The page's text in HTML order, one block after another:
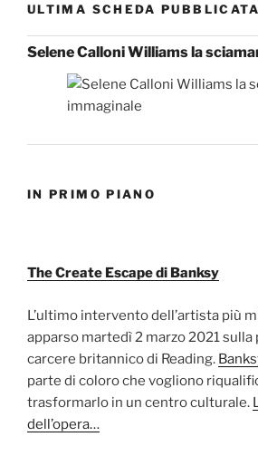
ULTIMA SCHEDA PUBBLICATA
Selene Calloni Williams la
IN PRIMO PIANO
The Create Escape di Banksy
L’ultimo intervento dell’artista più
apparso martedì 2 marzo 2021
carcere britannico di Reading.
parte di coloro che vogliono
trasformarlo in un centro culturale.
dell’opera…